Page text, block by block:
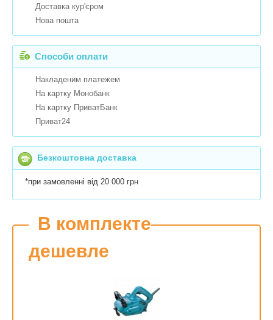
Доставка кур'єром
Нова пошта
Способи оплати
Накладеним платежем
На картку Монобанк
На картку ПриватБанк
Приват24
Безкоштовна доставка
*при замовленні від 20 000 грн
В комплекте
дешевле